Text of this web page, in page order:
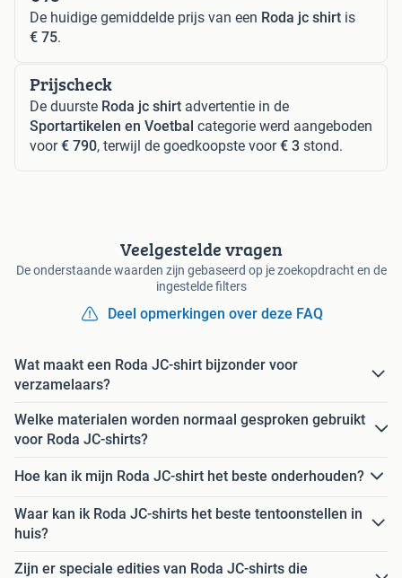
De huidige gemiddelde prijs van een Roda jc shirt is
€ 75.
Prijscheck
De duurste Roda jc shirt advertentie in de
Sportartikelen en Voetbal categorie werd aangeboden
voor€ 790, terwijl de goedkoopste voor€ 3 stond.
Veelgestelde vragen
De onderstaande waarden zijn gebaseerd op je zoekopdracht en de
ingestelde filters
Deel opmerkingen over deze FAQ
Wat maakt een Roda JC-shirt bijzonder voor
verzamelaars?
Welke materialen worden normaal gesproken gebruikt
voor Roda JC-shirts?
Hoe kan ik mijn Roda JC-shirt het beste onderhouden?
Waar kan ik Roda JC-shirts het beste tentoonstellen in
huis?
Zijn er speciale edities van Roda JC-shirts die